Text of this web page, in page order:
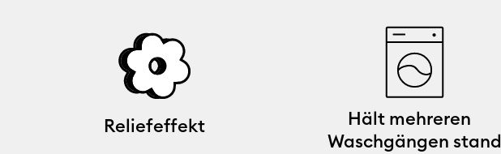
Reliefeffekt
Hält mehreren
Waschgängen stand